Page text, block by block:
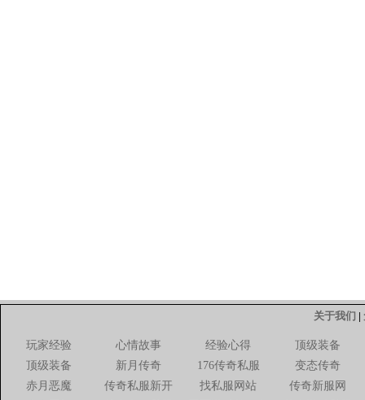
关于我们 |
玩家经验 心情故事 经验心得
顶级装备
顶级装备
新月传奇 176传奇私服
变态传奇
赤月恶魔
传奇私服新开 找私服网站
传奇新服网